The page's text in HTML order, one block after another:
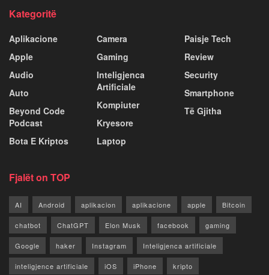
Kategoritë
Aplikacione
Apple
Audio
Auto
Beyond Code
Podcast
Bota E Kriptos
Camera
Gaming
Inteligjenca
Artificiale
Kompiuter
Kryesore
Laptop
Paisje Tech
Review
Security
Smartphone
Të Gjitha
Fjalët on TOP
AI Android aplikacion aplikacione apple Bitcoin
chatbot ChatGPT Elon Musk facebook gaming
Google haker Instagram Inteligjenca artificiale
inteligjence artificiale iOS iPhone kripto